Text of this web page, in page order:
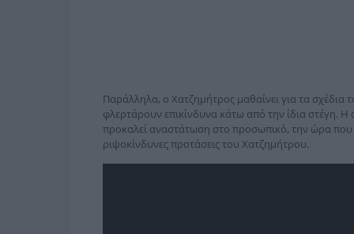
Παράλληλα, ο Χατζημήτρος μαθαίνει για τα
φλερτάρουν επικίνδυνα κάτω από την ίδια στέγη.
προκαλεί αναστάτωση στο προσωπικό, την ώρα
ριψοκίνδυνες προτάσεις του Χατζημήτρου.